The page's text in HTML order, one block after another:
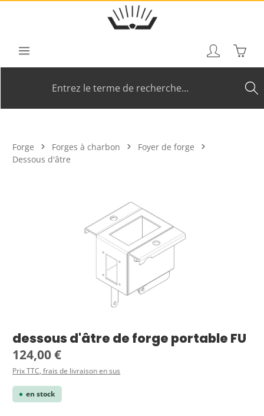
Passer au contenu principal
Le
Forge Forges à charbon
Foyer de forge
Dessous d'âtre
dessous d'âtre de forge portable FU
Prix régulier :
124,00 €
Prix TTC, frais de livraison en sus
en stock